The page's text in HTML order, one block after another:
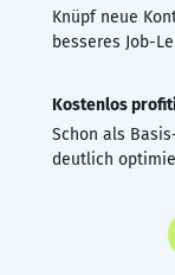
Knüpf neue
besseres Job-
Kostenlos
Schon als
deutlich